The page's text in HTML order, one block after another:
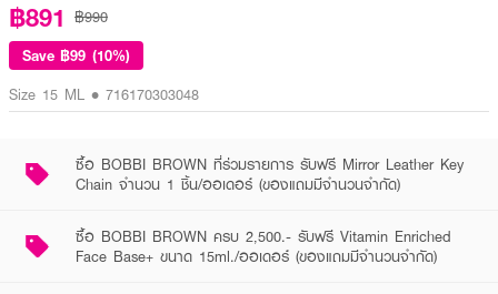
฿891 ฿990
Save ฿99 (10%)
Size 15 ML • 716170303048
ซื้อ BOBBI BROWN ที่ร่วมรายการ รับฟรี Mirror Leather Key
Chain จำนวน 1 ชิ้น/ออเดอร์ (ของแถมมีจำนวนจำกัด)
ซื้อ BOBBI BROWN ครบ 2,500.- รับฟรี Vitamin Enriched
Face Base+ ขนาด 15ml./ออเดอร์ (ของแถมมีจำนวนจำกัด)